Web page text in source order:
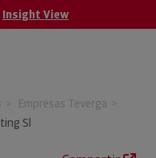
Insight View
Empresas Teverga
Sl